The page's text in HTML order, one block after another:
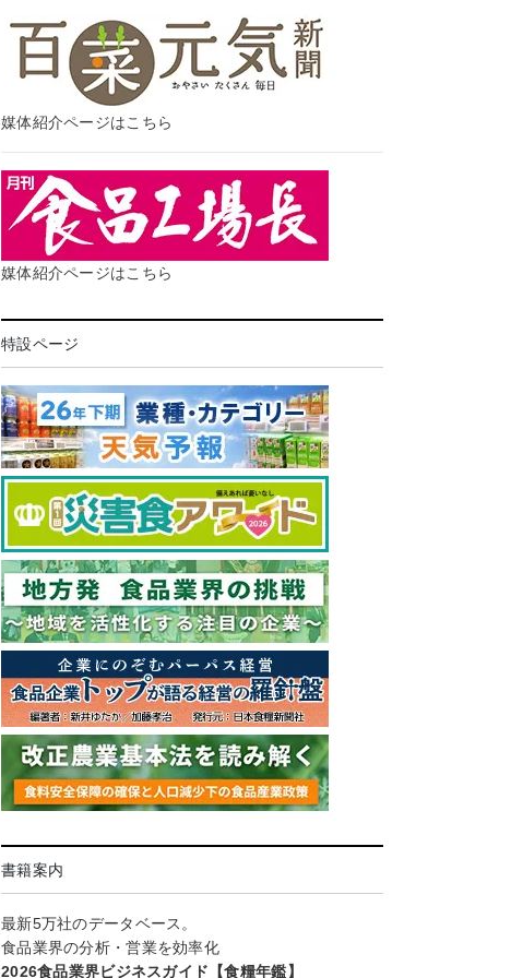
媒体紹介ページはこちら
媒体紹介ページはこちら
特設ページ
書籍案内
最新5万社のデータベース。
食品業界の分析・営業を効率化
2026食品業界ビジネスガイド【食糧年鑑】